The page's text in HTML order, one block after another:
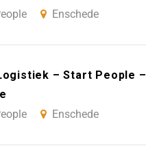
Enschede
– Start People –
Enschede